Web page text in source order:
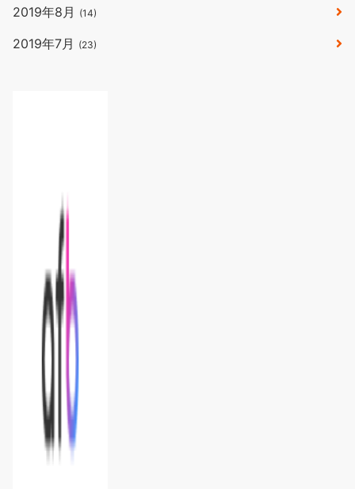
2019年8月 (14)
2019年7月 (23)